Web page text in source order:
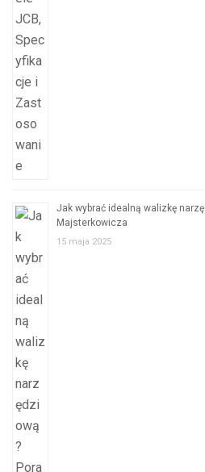
Jak wybrać idealną walizkę
Majsterkowicza
15 maja 2025